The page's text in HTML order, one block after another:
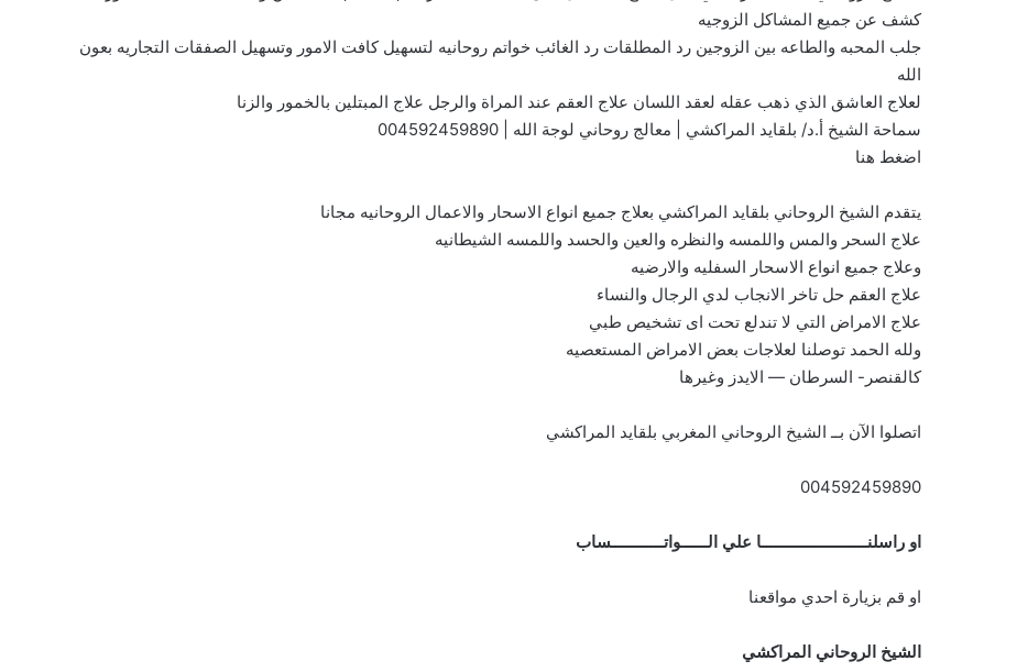
كشف عن جميع المشاكل الزوجيه
جلب المحبه والطاعه بين الزوجين رد المطلقات رد الغائب خواتم روحانيه لتسهيل كافت الامور وتسهيل الصفقات التجاريه بعون
الله
لعلاج العاشق الذي ذهب عقله لعقد اللسان علاج العقم عند المراة والرجل علاج المبتلين بالخمور والزنا
سماحة الشيخ أ.د/ بلقايد المراكشي | معالج روحاني لوجة الله | 004592459890
اضغط هنا
يتقدم الشيخ الروحاني بلقايد المراكشي بعلاج جميع انواع الاسحار والاعمال الروحانيه مجانا
علاج السحر والمس واللمسه والنظره والعين والحسد واللمسه الشيطانيه
وعلاج جميع انواع الاسحار السفليه والارضيه
علاج العقم حل تاخر الانجاب لدي الرجال والنساء
علاج الامراض التي لا تندلع تحت اى تشخيص طبي
ولله الحمد توصلنا لعلاجات بعض الامراض المستعصيه
كالقنصر- السرطان — الايدز وغيرها
اتصلوا الآن بــ الشيخ الروحاني المغربي بلقايد المراكشي
004592459890
او راسلنــــــــــــــــــــــــا علي الــــــواتــــــــــــساب
او قم بزيارة احدي مواقعنا
الشيخ الروحاني المراكشي